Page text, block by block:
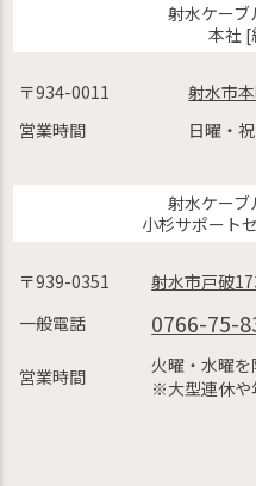
射水ケーブ
本社 [
〒934-0011
射水市
営業時間
日曜・
射水ケーブ
小杉サポート
〒939-0351
射水市戸破
一般電話
0766-75-
営業時間
火曜・水曜
※大型連休や